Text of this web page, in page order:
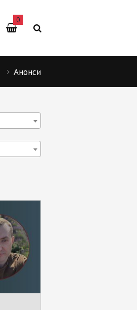
0
Анонси